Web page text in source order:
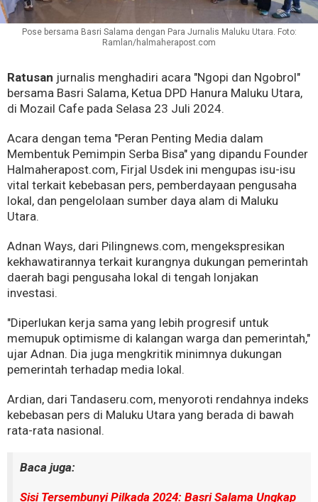
Pose bersama Basri Salama dengan Para Jurnalis Maluku Utara. Foto:
Ramlan/halmaherapost.com
Ratusan jurnalis menghadiri acara "Ngopi dan Ngobrol"
bersama Basri Salama, Ketua DPD Hanura Maluku Utara,
di Mozail Cafe pada Selasa 23 Juli 2024.
Acara dengan tema "Peran Penting Media dalam
Membentuk Pemimpin Serba Bisa" yang dipandu Founder
Halmaherapost.com, Firjal Usdek ini mengupas isu-isu
vital terkait kebebasan pers, pemberdayaan pengusaha
lokal, dan pengelolaan sumber daya alam di Maluku
Utara.
Adnan Ways, dari Pilingnews.com, mengekspresikan
kekhawatirannya terkait kurangnya dukungan pemerintah
daerah bagi pengusaha lokal di tengah lonjakan
investasi.
"Diperlukan kerja sama yang lebih progresif untuk
memupuk optimisme di kalangan warga dan pemerintah,"
ujar Adnan. Dia juga mengkritik minimnya dukungan
pemerintah terhadap media lokal.
Ardian, dari Tandaseru.com, menyoroti rendahnya indeks
kebebasan pers di Maluku Utara yang berada di bawah
rata-rata nasional.
Baca juga:
Sisi Tersembunyi Pilkada 2024: Basri Salama Ungkap